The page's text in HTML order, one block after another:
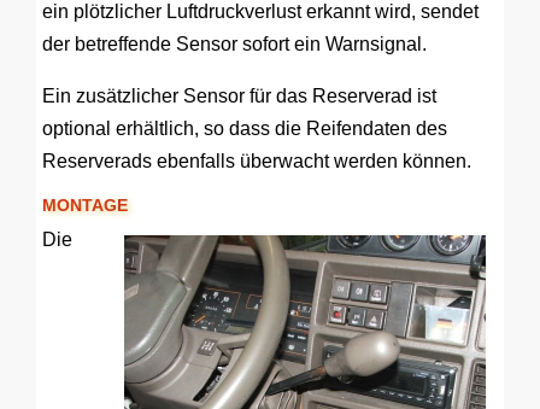
ein plötzlicher Luftdruckverlust erkannt wird, sendet
der betreffende Sensor sofort ein Warnsignal.
Ein zusätzlicher Sensor für das Reserverad ist
optional erhältlich, so dass die Reifendaten des
Reserverads ebenfalls überwacht werden können.
MONTAGE
Die